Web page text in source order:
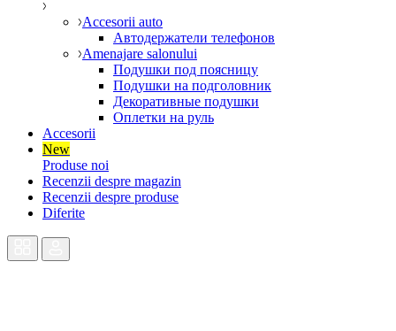
Accesorii auto
Автодержатели телефонов
Amenajare salonului
Подушки под поясницу
Подушки на подголовник
Декоративные подушки
Оплетки на руль
Accesorii
New
Produse noi
Recenzii despre magazin
Recenzii despre produse
Diferite